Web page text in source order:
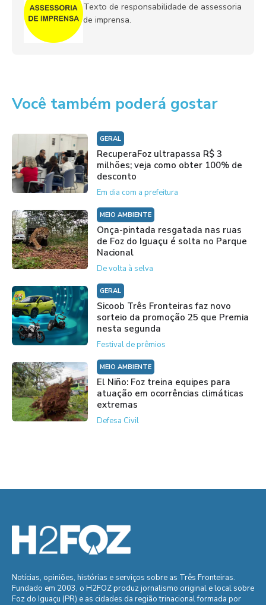
Texto de responsabilidade de assessoria
de imprensa.
Você também poderá gostar
GERAL
RecuperaFoz ultrapassa R$ 3
milhões; veja como obter 100% de
desconto
Em dia com a prefeitura
MEIO AMBIENTE
Onça-pintada resgatada nas ruas
de Foz do Iguaçu é solta no Parque
Nacional
De volta à selva
GERAL
Sicoob Três Fronteiras faz novo
sorteio da promoção 25 que Premia
nesta segunda
Festival de prêmios
MEIO AMBIENTE
El Niño: Foz treina equipes para
atuação em ocorrências climáticas
extremas
Defesa Civil
Notícias, opiniões, histórias e serviços sobre as Três Fronteiras.
Fundado em 2003, o H2FOZ produz jornalismo original e local sobre
Foz do Iguaçu (PR) e as cidades da região trinacional formada por